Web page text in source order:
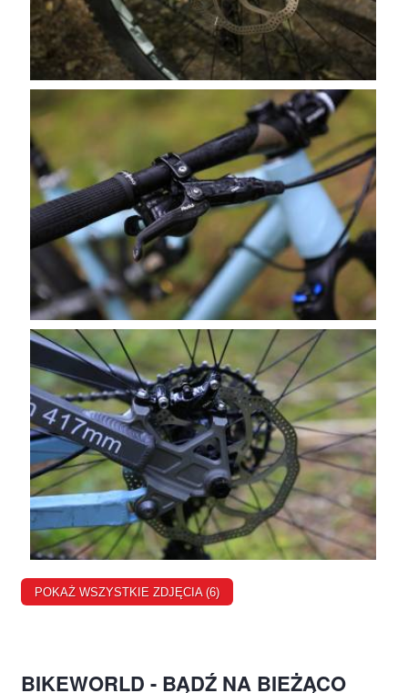
POKAŻ WSZYSTKIE ZDJĘCIA (6)
BIKEWORLD - BĄDŹ NA BIEŻĄCO